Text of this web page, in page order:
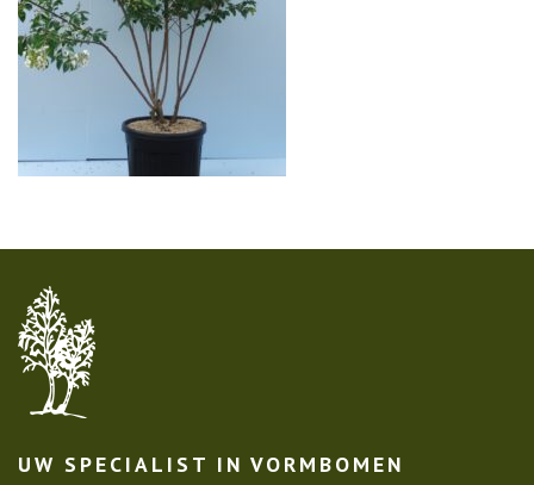
UW SPECIALIST IN VORMBOMEN